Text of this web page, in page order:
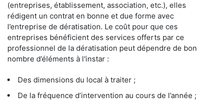
(entreprises, établissement, association, etc.), elles
rédigent un contrat en bonne et due forme avec
l’entreprise de dératisation. Le coût pour que ces
entreprises bénéficient des services offerts par ce
professionnel de la dératisation peut dépendre de bon
nombre d’éléments à l'instar :
Des dimensions du local à traiter ;
De la fréquence d’intervention au cours de l’année ;